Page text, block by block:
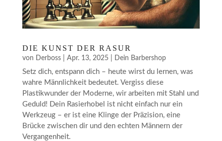
DIE KUNST DER RASUR
von Derboss| Apr. 13, 2025| Dein Barbershop
Setz dich, entspann dich – heute wirst du lernen, was
wahre Männlichkeit bedeutet. Vergiss diese
Plastikwunder der Moderne, wir arbeiten mit Stahl und
Geduld! Dein Rasierhobel ist nicht einfach nur ein
Werkzeug – er ist eine Klinge der Präzision, eine
Brücke zwischen dir und den echten Männern der
Vergangenheit.